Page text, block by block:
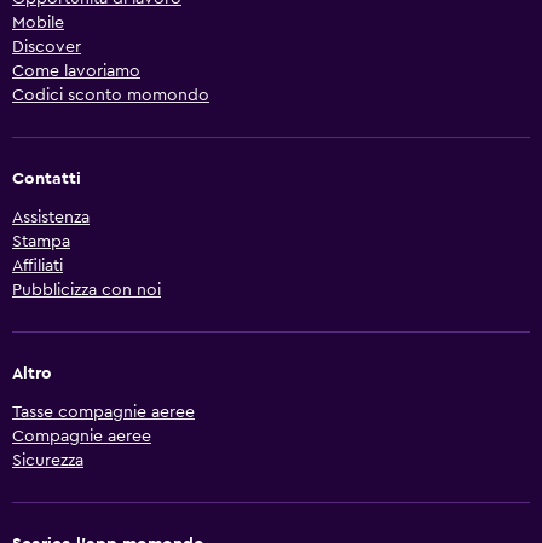
Mobile
Discover
Come lavoriamo
Codici sconto momondo
Contatti
Assistenza
Stampa
Affiliati
Pubblicizza con noi
Altro
Tasse compagnie aeree
Compagnie aeree
Sicurezza